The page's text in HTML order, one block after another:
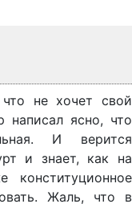
не хочет свой
написал ясно, что
И верится
и знает, как на
Жаль, что в